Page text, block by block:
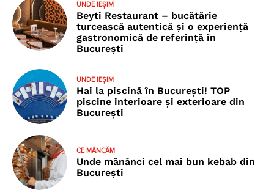
UNDE IEȘIM
Beyti Restaurant – bucătărie
turcească autentică și o experiență
gastronomică de referință în
București
UNDE IEȘIM
Hai la piscină în București! TOP
piscine interioare și exterioare din
București
CE MÂNCĂM
Unde mănânci cel mai bun kebab din
București